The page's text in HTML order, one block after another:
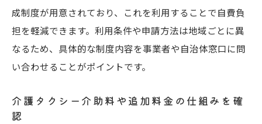
成制度が用意されており、これを利用することで自費負
担を軽減できます。利用条件や申請方法は地域ごとに異
なるため、具体的な制度内容を事業者や自治体窓口に問
い合わせることがポイントです。
介護タクシー介助料や追加料金の仕組みを確
認